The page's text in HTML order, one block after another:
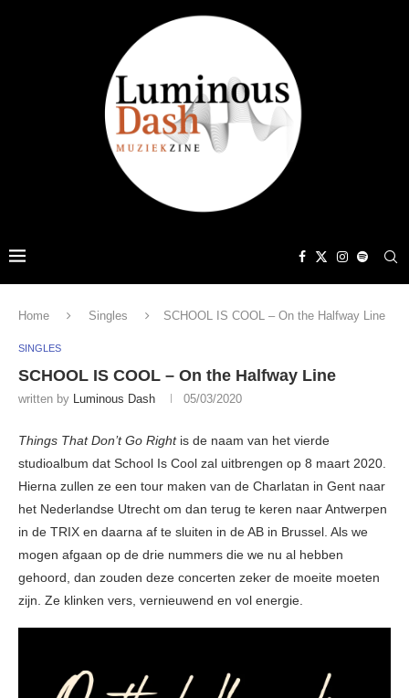
Home Singles SCHOOL IS COOL – On the Halfway Line
SINGLES
SCHOOL IS COOL – On the Halfway Line
written by Luminous Dash 05/03/2020
Things That Don’t Go Rightis de naam van het vierde
studioalbum dat School Is Cool zal uitbrengen op 8 maart 2020.
Hierna zullen ze een tour maken van de Charlatan in Gent naar
het Nederlandse Utrecht om dan terug te keren naar Antwerpen
in de TRIX en daarna af te sluiten in de AB in Brussel. Als we
mogen afgaan op de drie nummers die we nu al hebben
gehoord, dan zouden deze concerten zeker de moeite moeten
zijn. Ze klinken vers, vernieuwend en vol energie.